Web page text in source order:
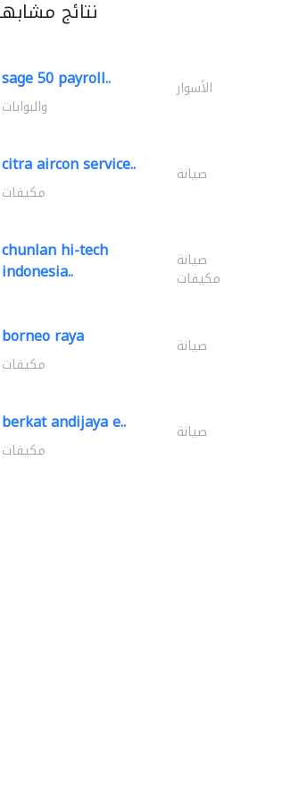
bldh cont..
نتائج
sage 50 payroll.. الأسوار
والبوابات
citra aircon service.. صيانة
مكيفات
chunlan hi-tech
indonesia.. صيانة
مكيفات
borneo raya صيانة
مكيفات
berkat andijaya e.. صيانة
مكيفات